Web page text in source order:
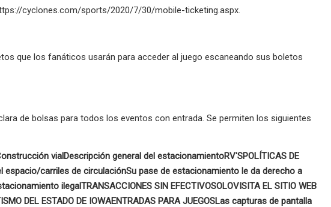
cyclones.com/sports/2020/7/30/mobile-ticketing.aspx.
que los fanáticos usarán para acceder al juego escaneando sus boletos
de bolsas para todos los eventos con entrada. Se permiten los siguientes
vialDescripción general del estacionamientoRV'SPOLÍTICAS DE
espacio/carriles de circulaciónSu pase de estacionamiento le da derecho a
ilegalTRANSACCIONES SIN EFECTIVOSOLOVISITA EL SITIO WEB
DEL ESTADO DE IOWAENTRADAS PARA JUEGOSLas capturas de pantalla